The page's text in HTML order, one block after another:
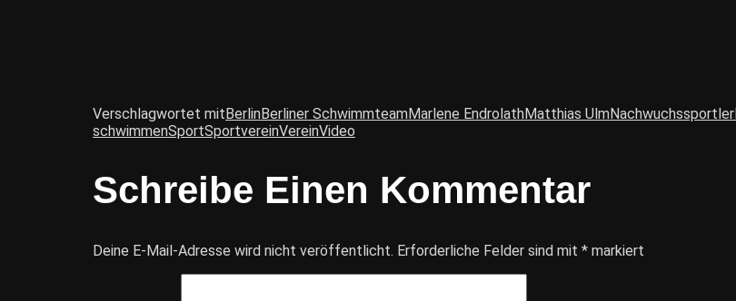
Verschlagwortet mit BerlinBerliner SchwimmteamMarlene EndrolathMatthias UlmNachwuchssportler
schwimmenSportSportvereinVereinVideo
Schreibe Einen Kommentar
Deine E-Mail-Adresse wird nicht veröffentlicht. Erforderliche Felder sind mit * markiert